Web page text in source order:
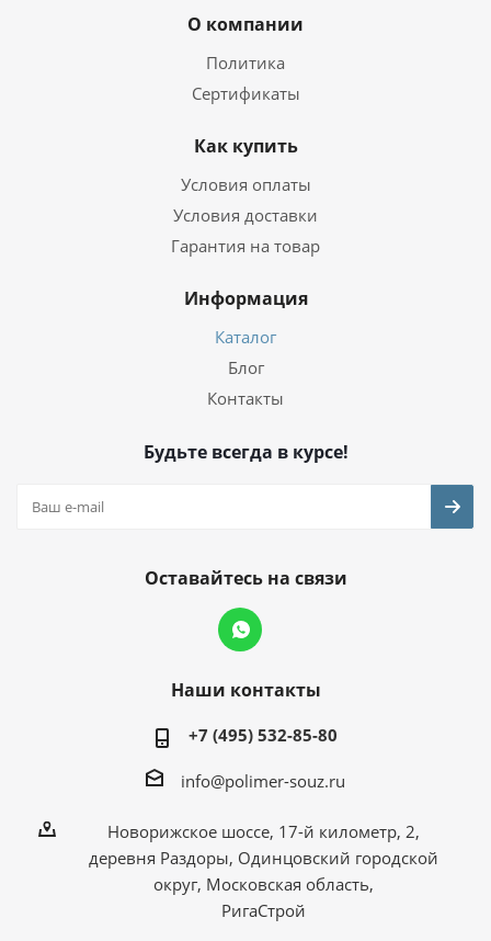
О компании
Политика
Сертификаты
Как купить
Условия оплаты
Условия доставки
Гарантия на товар
Информация
Каталог
Блог
Контакты
Будьте всегда в курсе!
Оставайтесь на связи
Наши контакты
+7 (495) 532-85-80
info@polimer-souz.ru
Новорижское шоссе, 17-й километр, 2,
деревня Раздоры, Одинцовский городской
округ, Московская область,
РигаСтрой